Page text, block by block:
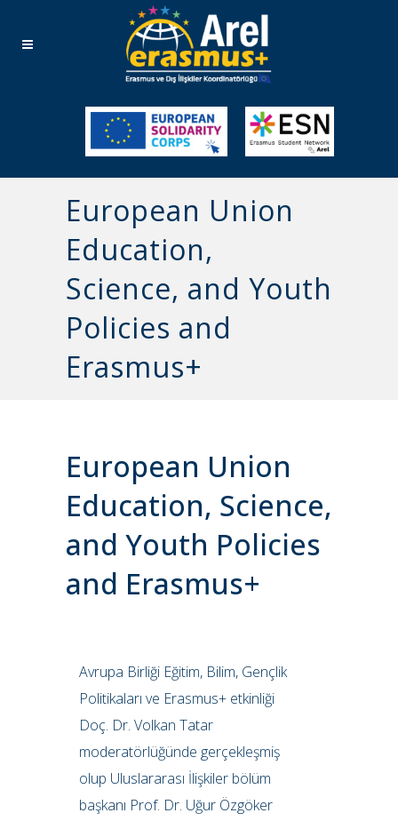
European Union
Education,
Science, and Youth
Policies and
Erasmus+
European Union
Education, Science,
and Youth Policies
and Erasmus+
Avrupa Birliği Eğitim, Bilim, Gençlik
Politikaları ve Erasmus+ etkinliği
Doç. Dr. Volkan Tatar
moderatörlüğünde gerçekleşmiş
olup Uluslararası İlişkiler bölüm
başkanı Prof. Dr. Uğur Özgöker